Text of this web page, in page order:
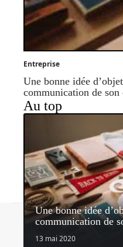
Entreprise
Une bonne idée
communication de son
Au top
Une bonne idée
communication de
13 mai 2020
Contact